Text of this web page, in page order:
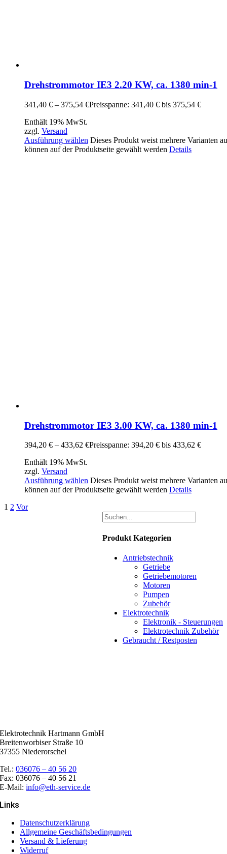
Drehstrommotor IE3 2.20 KW, ca. 1380 min-1
341,40 € – 375,54 €Preisspanne: 341,40 € bis 375,54 €
Enthält 19% MwSt.
zzgl. Versand
Ausführung wählen Dieses Produkt weist mehrere Varianten
können auf der Produktseite gewählt werden Details
Drehstrommotor IE3 3.00 KW, ca. 1380 min-1
394,20 € – 433,62 €Preisspanne: 394,20 € bis 433,62 €
Enthält 19% MwSt.
zzgl. Versand
Ausführung wählen Dieses Produkt weist mehrere Varianten
können auf der Produktseite gewählt werden Details
1 2 Vor
Produkt Kategorien
Antriebstechnik
Getriebe
Getriebemotoren
Motoren
Pumpen
Zubehör
Elektrotechnik
Elektronik - Steuerungen
Elektrotechnik Zubehör
Gebraucht / Restposten
Elektrotechnik Hartmann GmbH
Breitenworbiser Straße 10
37355 Niederorschel
Tel.:036076 – 40 56 20
Fax: 036076 – 40 56 21
E-Mail:info@eth-service.de
Links
Datenschutzerklärung
Allgemeine Geschäftsbedingungen
Versand & Lieferung
Widerruf